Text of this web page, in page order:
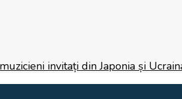
invitați din Japonia și